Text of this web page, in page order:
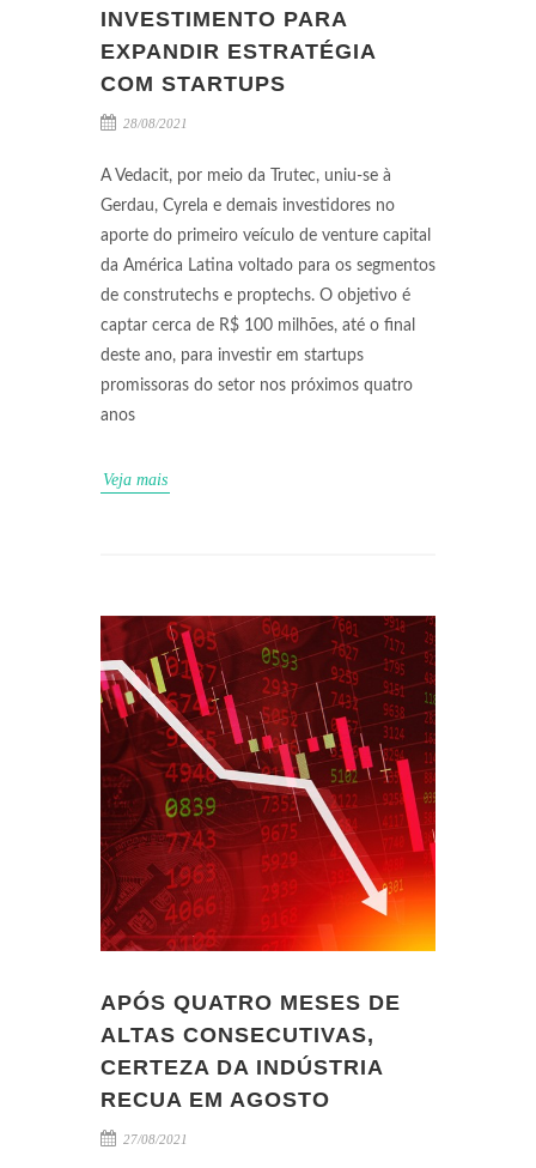
INVESTIMENTO PARA
EXPANDIR ESTRATÉGIA
COM STARTUPS
28/08/2021
A Vedacit, por meio da Trutec, uniu-se à
Gerdau, Cyrela e demais investidores no
aporte do primeiro veículo de venture capital
da América Latina voltado para os segmentos
de construtechs e proptechs. O objetivo é
captar cerca de R$ 100 milhões, até o final
deste ano, para investir em startups
promissoras do setor nos próximos quatro
anos
Veja mais
APÓS QUATRO MESES DE
ALTAS CONSECUTIVAS,
CERTEZA DA INDÚSTRIA
RECUA EM AGOSTO
27/08/2021